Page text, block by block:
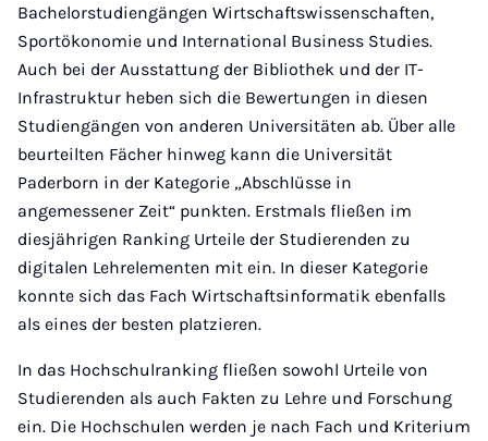
Bachelorstudiengängen Wirtschaftswissenschaften,
Sportökonomie und International Business Studies.
Auch bei der Ausstattung der Bibliothek und der IT-
Infrastruktur heben sich die Bewertungen in diesen
Studiengängen von anderen Universitäten ab. Über alle
beurteilten Fächer hinweg kann die Universität
Paderborn in der Kategorie „Abschlüsse in
angemessener Zeit“ punkten. Erstmals fließen im
diesjährigen Ranking Urteile der Studierenden zu
digitalen Lehrelementen mit ein. In dieser Kategorie
konnte sich das Fach Wirtschaftsinformatik ebenfalls
als eines der besten platzieren.
In das Hochschulranking fließen sowohl Urteile von
Studierenden als auch Fakten zu Lehre und Forschung
ein. Die Hochschulen werden je nach Fach und Kriterium